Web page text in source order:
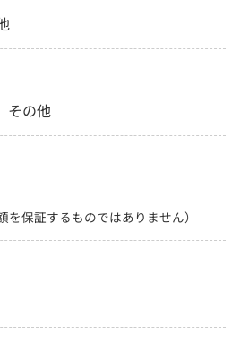
その他
を保証するものではありません）